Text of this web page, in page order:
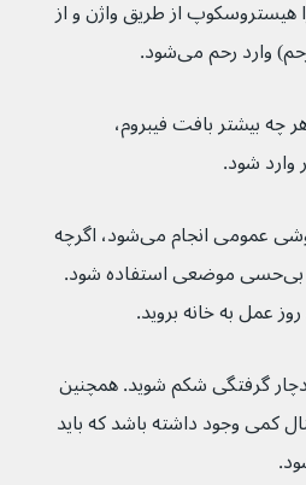
از طریق واژن و از
وارد رحم می‌شود.
چه بیشتر بافت فیبروم،
وارد شود.
این روش اغلب تحت بیهوشی عمومی انجام می‌شود، اگرچه
ممکن است به جای آن از بی‌حسی موضعی استفاده شود.
گرفتگی شکم شوید. همچنین
کمی وجود داشته باشد که باید